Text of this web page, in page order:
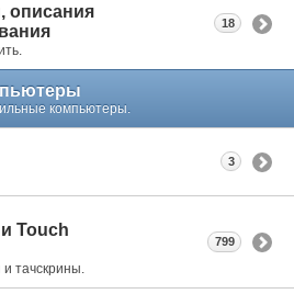
описания
18
компьютеры.
3
Touch
тачскрины.
799